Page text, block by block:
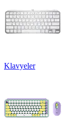
Klavyeler